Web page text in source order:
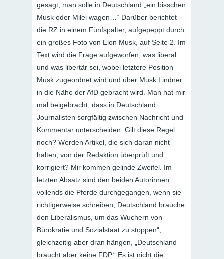
gesagt, man solle in Deutschland „ein bisschen
Musk oder Milei wagen…“ Darüber berichtet
die RZ in einem Fünfspalter, aufgepeppt durch
ein großes Foto von Elon Musk, auf Seite 2. Im
Text wird die Frage aufgeworfen, was liberal
und was libertär sei, wobei letztere Position
Musk zugeordnet wird und über Musk Lindner
in die Nähe der AfD gebracht wird. Man hat mir
mal beigebracht, dass in Deutschland
Journalisten sorgfältig zwischen Nachricht und
Kommentar unterscheiden. Gilt diese Regel
noch? Werden Artikel, die sich daran nicht
halten, von der Redaktion überprüft und
korrigiert? Mir kommen gelinde Zweifel. Im
letzten Absatz sind den beiden Autorinnen
vollends die Pferde durchgegangen, wenn sie
richtigerweise schreiben, Deutschland brauche
den Liberalismus, um das Wuchern von
Bürokratie und Sozialstaat zu stoppen“,
gleichzeitig aber dran hängen, „Deutschland
braucht aber keine FDP.“ Es ist nicht die